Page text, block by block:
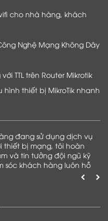
cho nhà hàng, khách
Nghệ Mạng Không Dây
TTL trên Router Mikrotik
thiết bị MikroTik nhanh
đang sử dụng dịch vụ
thiết bị mạng, tôi hoàn
và tin tưởng đội ngũ kỹ
sóc khách hàng luôn hỗ